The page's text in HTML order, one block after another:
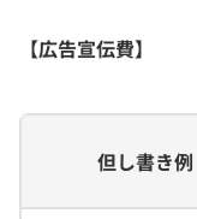
【広告宣伝費】
但し書き例